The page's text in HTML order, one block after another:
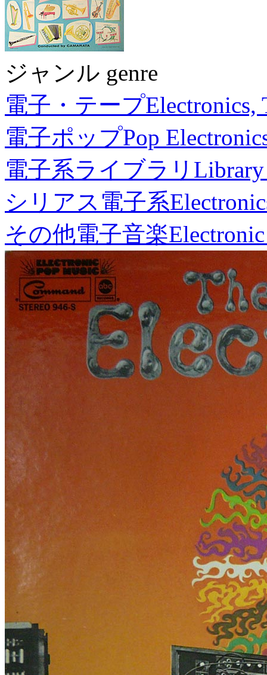
ジャンル genre
電子・テープElectronics,
電子ポップPop
電子系ライブラリ
シリアス電子系
その他電子音楽